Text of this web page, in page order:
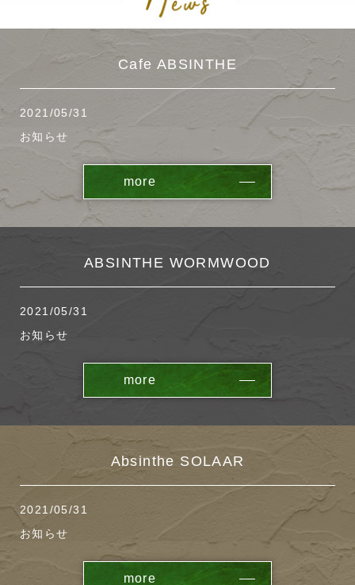
Cafe ABSINTHE
2021/05/31
お知らせ
more
ABSINTHE WORMWOOD
2021/05/31
お知らせ
more
Absinthe SOLAAR
2021/05/31
お知らせ
more